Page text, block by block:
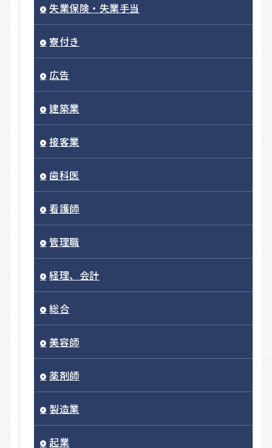
失業保険・失業手当
寮付き
広告
建築業
接客業
歯科医
看護師
管理職
経理、会計
総合
美容師
薬剤師
製造業
起業